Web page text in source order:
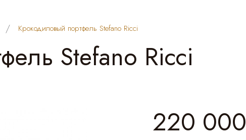
Крокодиловый портфель Stefano Ricci
Stefano Ricci
220 000